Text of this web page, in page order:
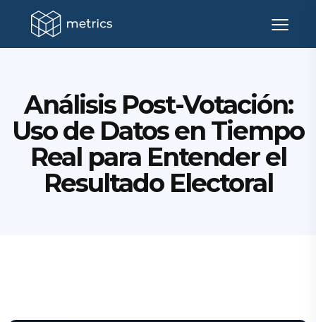
Análisis Post-Votación:
Uso de Datos en Tiempo
Real para Entender el
Resultado Electoral